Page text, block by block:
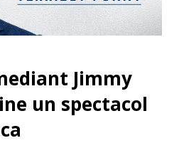
Jimmy
un spectacol